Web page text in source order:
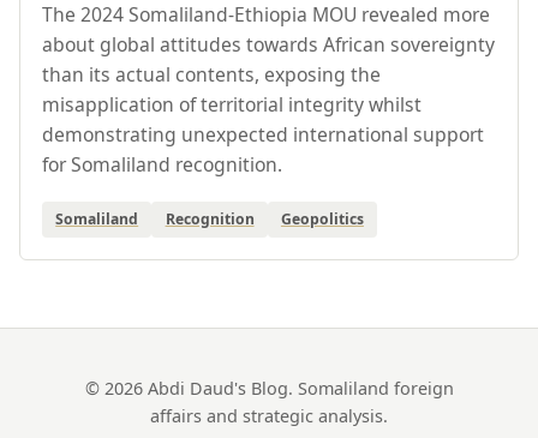
The 2024 Somaliland-Ethiopia MOU revealed more
about global attitudes towards African sovereignty
than its actual contents, exposing the
misapplication of territorial integrity whilst
demonstrating unexpected international support
for Somaliland recognition.
Somaliland Recognition Geopolitics
© 2026 Abdi Daud's Blog. Somaliland foreign
affairs and strategic analysis.